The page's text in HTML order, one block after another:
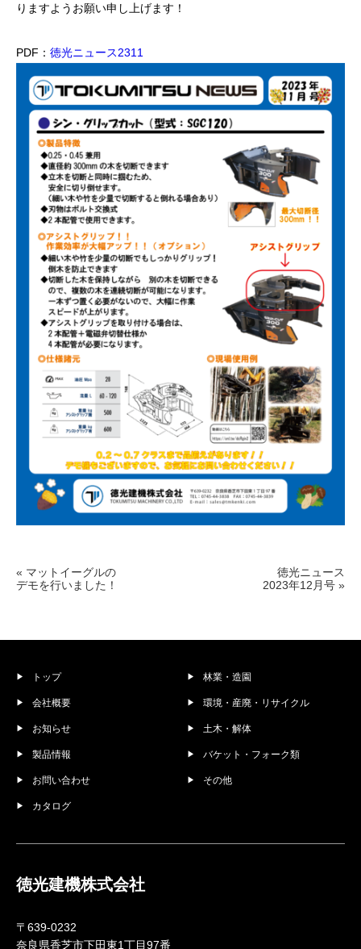
りますようお願い申し上げます！
PDF： 徳光ニュース2311
« マットイーグルの
デモを行いました！
徳光ニュース
2023年12月号 »
トップ
会社概要
お知らせ
製品情報
お問い合わせ
カタログ
林業・造園
環境・産廃・リサイクル
土木・解体
バケット・フォーク類
その他
徳光建機株式会社
〒639-0232
奈良県香芝市下田東1丁目97番